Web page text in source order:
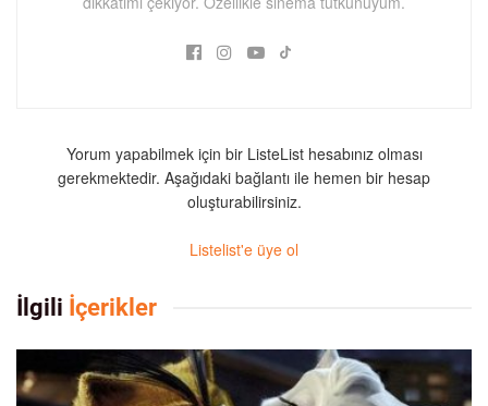
Yorum yapabilmek için bir ListeList hesabınız olması
gerekmektedir. Aşağıdaki bağlantı ile hemen bir hesap
oluşturabilirsiniz.
Listelist'e üye ol
İlgili İçerikler